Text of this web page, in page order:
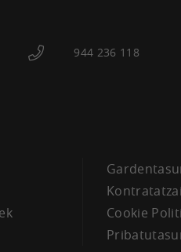
944 236 118
Cookie